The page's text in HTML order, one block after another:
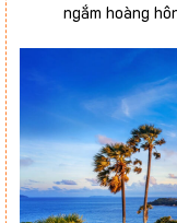
ngắm hoàng